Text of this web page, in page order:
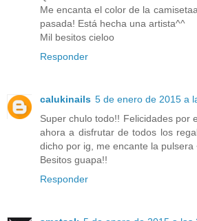
Me encanta el color de la
pasada! Está hecha una artista^^
Mil besitos cieloo
Responder
calukinails 5 de enero de 2015 a
Super chulo todo!! Felicidades por
ahora a disfrutar de todos los
dicho por ig, me encante la pulsera
Besitos guapa!!
Responder